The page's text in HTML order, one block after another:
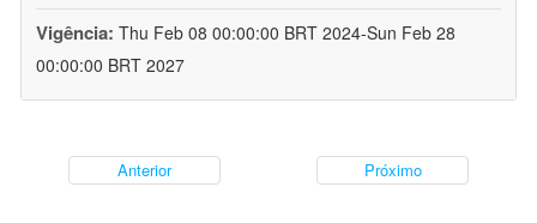
Vigência: Thu Feb 08 00:00:00 BRT 2024-Sun Feb 28
00:00:00 BRT 2027
Anterior Próximo